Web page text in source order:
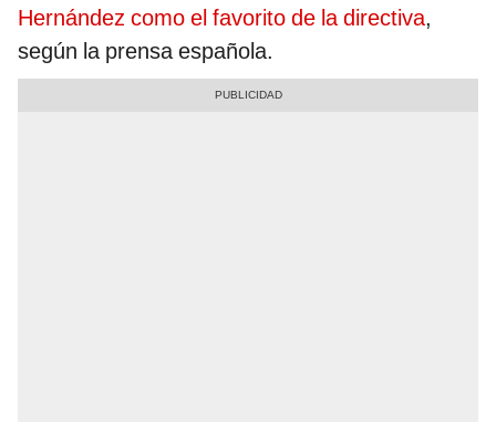
Hernández como el favorito de la directiva,
según la prensa española.